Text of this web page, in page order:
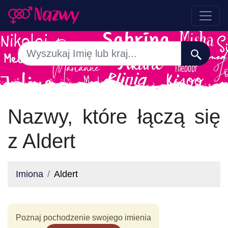
Nazwy, które łączą się
z Aldert
Imiona Aldert
Poznaj pochodzenie swojego imienia